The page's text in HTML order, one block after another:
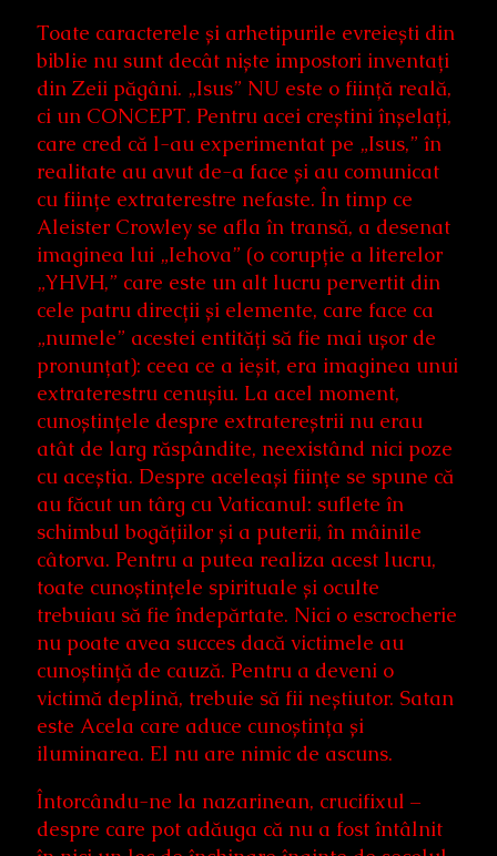
Toate caracterele și arhetipurile evreiești din
biblie nu sunt decât niște impostori inventați
din Zeii păgâni. „Isus” NU este o ființă reală,
ci un CONCEPT. Pentru acei creștini înșelați,
care cred că l-au experimentat pe „Isus,” în
realitate au avut de-a face și au comunicat
cu ființe extraterestre nefaste. În timp ce
Aleister Crowley se afla în transă, a desenat
imaginea lui „Iehova” (o corupție a literelor
„YHVH,” care este un alt lucru pervertit din
cele patru direcții și elemente, care face ca
„numele” acestei entități să fie mai ușor de
pronunțat): ceea ce a ieșit, era imaginea unui
extraterestru cenușiu. La acel moment,
cunoștințele despre extratereștrii nu erau
atât de larg răspândite, neexistând nici poze
cu aceștia. Despre aceleași ființe se spune că
au făcut un târg cu Vaticanul: suflete în
schimbul bogățiilor și a puterii, în mâinile
câtorva. Pentru a putea realiza acest lucru,
toate cunoștințele spirituale și oculte
trebuiau să fie îndepărtate. Nici o escrocherie
nu poate avea succes dacă victimele au
cunoștință de cauză. Pentru a deveni o
victimă deplină, trebuie să fii neștiutor. Satan
este Acela care aduce cunoștința și
iluminarea. El nu are nimic de ascuns.
Întorcându-ne la nazarinean, crucifixul –
despre care pot adăuga că nu a fost întâlnit